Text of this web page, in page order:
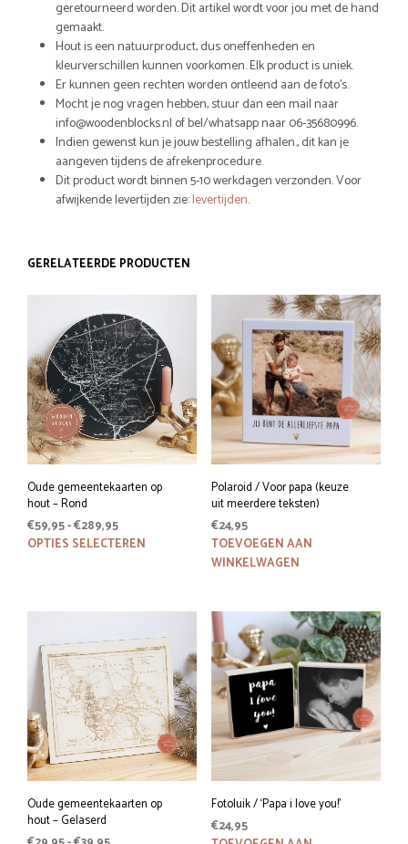
geretourneerd worden. Dit artikel wordt voor jou met de hand
gemaakt.
Hout is een natuurproduct, dus oneffenheden en
kleurverschillen kunnen voorkomen. Elk product is uniek.
Er kunnen geen rechten worden ontleend aan de foto’s.
Mocht je nog vragen hebben, stuur dan een mail naar
info@woodenblocks.nl of bel/whatsapp naar 06-35680996.
Indien gewenst kun je jouw bestelling afhalen., dit kan je
aangeven tijdens de afrekenprocedure.
Dit product wordt binnen 5-10 werkdagen verzonden. Voor
afwijkende levertijden zie:levertijden.
GERELATEERDE PRODUCTEN
Oude gemeentekaarten op
hout – Rond
€59,95-€289,95Prijsklasse:
€59,95
OPTIES SELECTEREN
product
variaties.
Deze
optie
kan
gekozen
worden
op
de
productpagina
Polaroid / Voor papa (keuze
uit meerdere teksten)
€24,95
TOEVOEGEN AAN
WINKELWAGEN
Oude gemeentekaarten op
hout – Gelaserd
Fotoluik / ‘Papa i love you!’
€24,95